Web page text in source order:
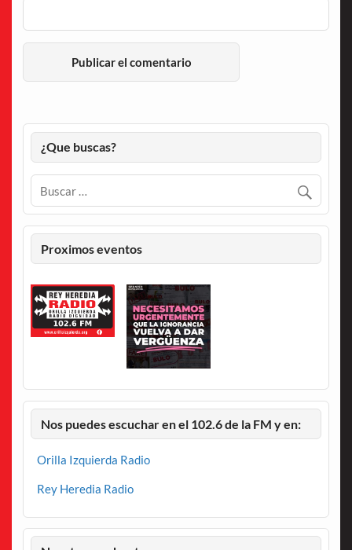
¿Que buscas?
Proximos eventos
Nos puedes escuchar en el 102.6 de la FM y en:
Orilla Izquierda Radio
Rey Heredia Radio